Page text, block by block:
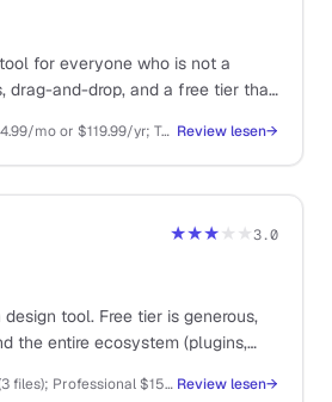
for everyone who is not a
drag-and-drop, and a free tier that
Free generous; Pro $14.99/mo or $119.99/yr; Teams from $29.99/mo Review lesen→
★★★★★3.0
tool. Free tier is generous,
the entire ecosystem (plugins,
Free for personal use (3 files); Professional $15/editor/mo; Organisation $45/editor/mo Review lesen→